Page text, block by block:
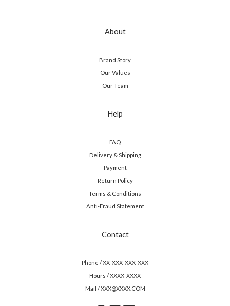
About
Brand Story
Our Values
Our Team
Help
FAQ
Delivery & Shipping
Payment
Return Policy
Terms & Conditions
Anti-Fraud Statement
Contact
Phone / XX-XXX-XXX-XXX
Hours / XXXX-XXXX
Mail / XXX@XXXX.COM